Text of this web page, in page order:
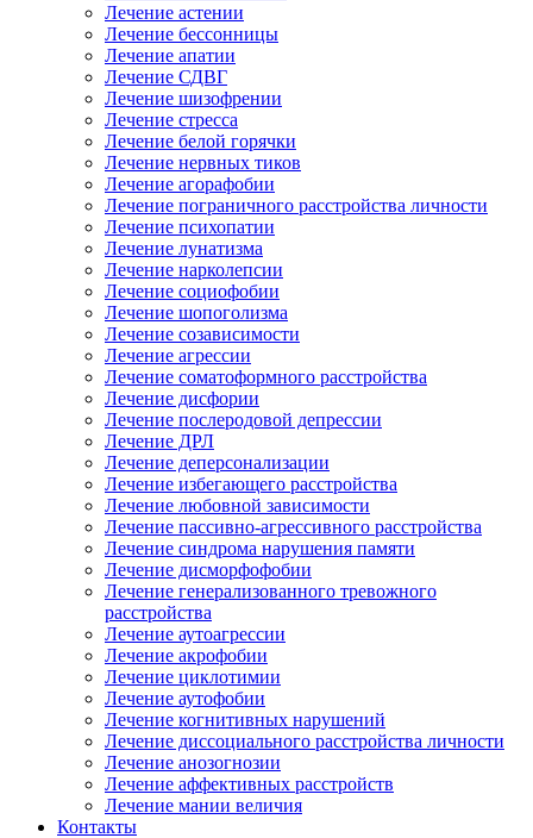
Лечение астении
Лечение бессонницы
Лечение апатии
Лечение СДВГ
Лечение шизофрении
Лечение стресса
Лечение белой горячки
Лечение нервных тиков
Лечение агорафобии
Лечение пограничного расстройства личности
Лечение психопатии
Лечение лунатизма
Лечение нарколепсии
Лечение социофобии
Лечение шопоголизма
Лечение созависимости
Лечение агрессии
Лечение соматоформного расстройства
Лечение дисфории
Лечение послеродовой депрессии
Лечение ДРЛ
Лечение деперсонализации
Лечение избегающего расстройства
Лечение любовной зависимости
Лечение пассивно-агрессивного расстройства
Лечение синдрома нарушения памяти
Лечение дисморфофобии
Лечение генерализованного тревожного
расстройства
Лечение аутоагрессии
Лечение акрофобии
Лечение циклотимии
Лечение аутофобии
Лечение когнитивных нарушений
Лечение диссоциального расстройства личности
Лечение анозогнозии
Лечение аффективных расстройств
Лечение мании величия
Контакты